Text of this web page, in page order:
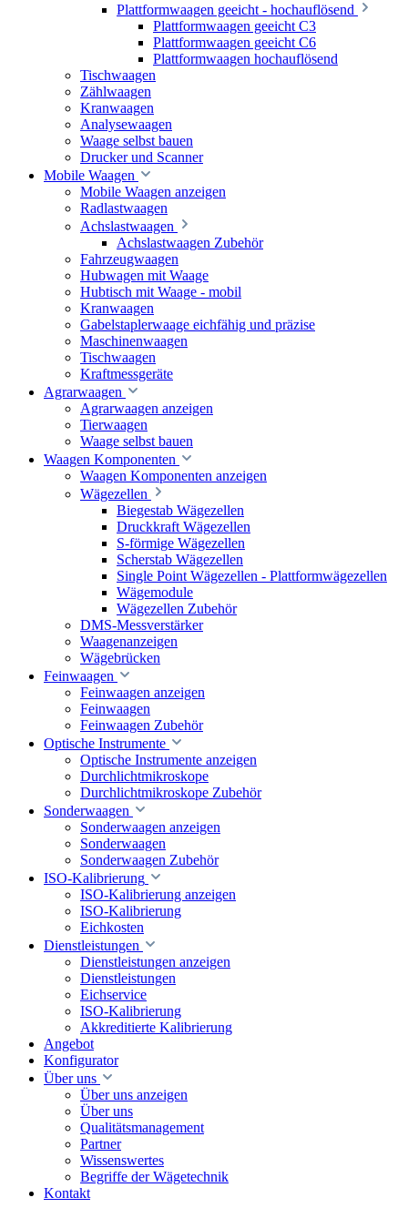
Plattformwaagen geeicht - hochauflösend
Plattformwaagen geeicht C3
Plattformwaagen geeicht C6
Plattformwaagen hochauflösend
Tischwaagen
Zählwaagen
Kranwaagen
Analysewaagen
Waage selbst bauen
Drucker und Scanner
Mobile Waagen
Mobile Waagen anzeigen
Radlastwaagen
Achslastwaagen
Achslastwaagen Zubehör
Fahrzeugwaagen
Hubwagen mit Waage
Hubtisch mit Waage - mobil
Kranwaagen
Gabelstaplerwaage eichfähig und präzise
Maschinenwaagen
Tischwaagen
Kraftmessgeräte
Agrarwaagen
Agrarwaagen anzeigen
Tierwaagen
Waage selbst bauen
Waagen Komponenten
Waagen Komponenten anzeigen
Wägezellen
Biegestab Wägezellen
Druckkraft Wägezellen
S-förmige Wägezellen
Scherstab Wägezellen
Single Point Wägezellen - Plattformwägezellen
Wägemodule
Wägezellen Zubehör
DMS-Messverstärker
Waagenanzeigen
Wägebrücken
Feinwaagen
Feinwaagen anzeigen
Feinwaagen
Feinwaagen Zubehör
Optische Instrumente
Optische Instrumente anzeigen
Durchlichtmikroskope
Durchlichtmikroskope Zubehör
Sonderwaagen
Sonderwaagen anzeigen
Sonderwaagen
Sonderwaagen Zubehör
ISO-Kalibrierung
ISO-Kalibrierung anzeigen
ISO-Kalibrierung
Eichkosten
Dienstleistungen
Dienstleistungen anzeigen
Dienstleistungen
Eichservice
ISO-Kalibrierung
Akkreditierte Kalibrierung
Angebot
Konfigurator
Über uns
Über uns anzeigen
Über uns
Qualitätsmanagement
Partner
Wissenswertes
Begriffe der Wägetechnik
Kontakt